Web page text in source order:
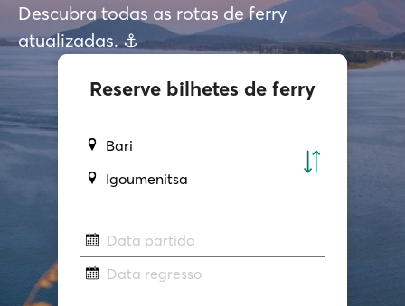
Descubra todas as rotas de ferry
atualizadas. ⚓
Reserve bilhetes de ferry
Bari
Igoumenitsa
Data partida
Data regresso